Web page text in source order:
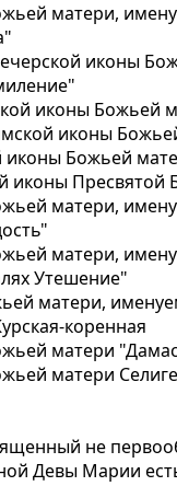
матери,
иконы
иконы Божьей
иконы
иконы Божьей
иконы Пресвятой
матери,
матери,
Утешение"
матери,
коренная
матери
матери
не
Девы Марии